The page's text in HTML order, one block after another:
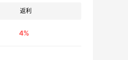
返利
4%